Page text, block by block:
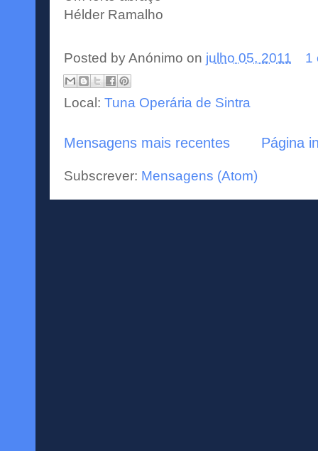
Hélder Ramalho
Posted byAnónimo on julho 05, 2011 1
Local: Tuna Operária de Sintra
Mensagens mais recentes Página
Subscrever: Mensagens (Atom)